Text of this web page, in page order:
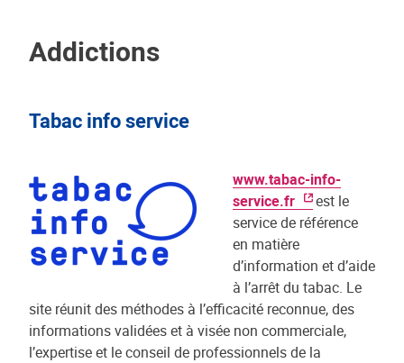
Addictions
Tabac info service
www.tabac-info-
service.fr
est le
service de référence
en matière
d’information et d’aide
à l’arrêt du tabac. Le
site réunit des méthodes à l’efficacité reconnue, des
informations validées et à visée non commerciale,
l’expertise et le conseil de professionnels de la